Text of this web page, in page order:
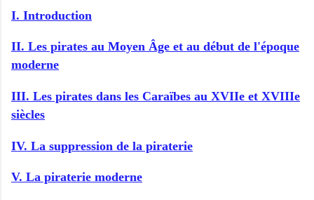
I. Introduction
II. Les pirates au Moyen Âge et au début de l'époque
moderne
III. Les pirates dans les Caraïbes au XVIIe et XVIIIe
siècles
IV. La suppression de la piraterie
V. La piraterie moderne